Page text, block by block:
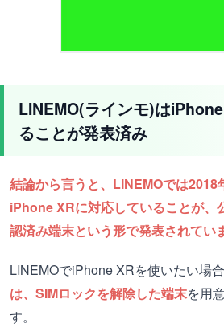
LINEMO(ラインモ)は
ることが発表済み
結論から言うと、LINEMOでは2018
iPhone XRに対応していることが、
認済み端末という形で発表されてい
LINEMOでiPhone XRを使いたい場合
は、SIMロックを解除した端末を用
す。